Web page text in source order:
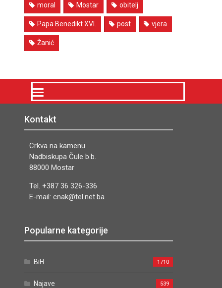
moral Mostar obitelj
Papa Benedikt XVI. post vjera
Žanić
Kontakt
Crkva na kamenu
Nadbiskupa Čule b.b.
88000 Mostar
Tel. +387 36 326-336
E-mail: cnak@tel.net.ba
Popularne kategorije
BiH 1710
Najave 539